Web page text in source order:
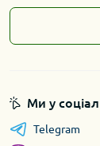
Ми у
Telegram